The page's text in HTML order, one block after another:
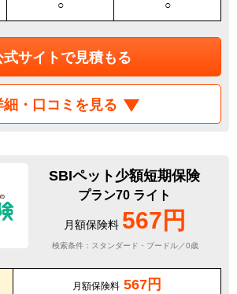
○ ○
式サイトで見積もる
細・口コミを見る
SBIペット少額短期保険
プラン70 ライト
月額保険料 567円
検索条件：スタンダード・プードル／0歳
月額保険料 567円